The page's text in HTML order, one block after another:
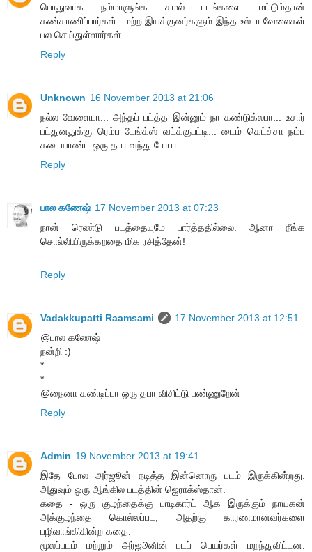
பொதுவாக நம்மாளுங்க கமல் படங்களை மட்டும்தான்
கண்காணிப்பார்கள்...மற்ற இயக்குனர்களும் இந்த உல்டா வேலைகள்
பல செய்துள்ளார்கள்
Reply
Unknown 16 November 2013 at 21:06
நல்ல வேளைபா... அந்தப் பட்த்த இன்னும் நா கண்டுக்லபா... உசார்
பட்துனதுக்கு ரெம்ப டேங்க்ஸ் வட்க்குபட்டி... டைம் கெட்ச்சா நம்ப
கடையாண்ட ஒரு தபா வந்து போபா...
Reply
பால கணேஷ் 17 November 2013 at 07:23
நான் ரெண்டு படத்தையுமே பார்த்ததில்லை. ஆனா நீங்க
சொல்லியிருக்கறதை மிக ரசித்தேன்!
Reply
Vadakkupatti Raamsami
17 November 2013 at 12:51
@பால கணேஷ்
நன்றி :)
*
*
@நைனா கண்டிப்பா ஒரு தபா விசிட்டு பண்ணுறேன்
Reply
Admin 19 November 2013 at 19:41
இதே போல அர்ஜூன் நடித்த இன்னொரு படம் இருக்கின்றது.
அதுவும் ஒரு ஆங்கில படத்தின் ஜெராக்ஸ்தான்.
கதை - ஒரு குழந்தைக்கு பாடிகார்ட் ஆக இருக்கும் நாயகன்
அக்குழந்தை கொல்லப்பட, அதற்கு காரணமானவர்களை
பழிவாங்கிகின்ற கதை.
மூலப்படம் மற்றும் அர்ஜூனின் படப் பெயர்கள் மறந்துவிட்டன.